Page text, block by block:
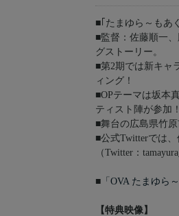
■｢たまゆら～もあ
■監督：佐藤順一
グストーリー。
■第2期では新キャ
ィング！
■OPテーマは坂本
ティスト陣が参加！
■舞台の広島県竹
■公式Twitterでは
（Twitter：
■ 「OVA たまゆら
【特典映像】